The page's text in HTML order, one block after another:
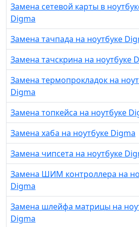
Замена сетевой карты в
Digma
Замена тачпада на ноутбуке
Замена тачскрина на ноутбуке
Замена термопрокладок на
Digma
Замена топкейса на ноутбуке
Замена хаба на ноутбуке Digma
Замена чипсета на ноутбуке
Замена ШИМ контроллера на
Digma
Замена шлейфа матрицы на
Digma